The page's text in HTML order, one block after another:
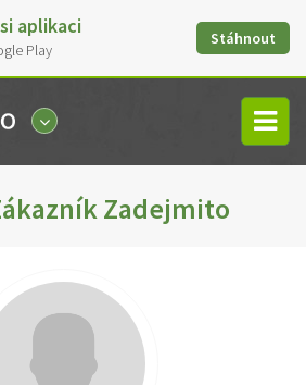
aplikaci
Play
Stáhnout
Zadejmito